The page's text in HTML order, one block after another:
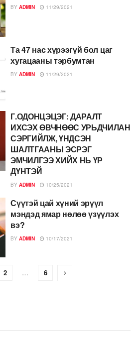
BY ADMIN 11/29/2021
Та 47 нас хүрээгүй бол цаг
хугацааны тэрбумтан
BY ADMIN 11/29/2021
Г.ОДОНЦЭЦЭГ: ДАРАЛТ
ИХСЭХ ӨВЧНӨӨС УРЬДЧИЛАН
СЭРГИЙЛЖ, ҮНДСЭН
ШАЛТГААНЫ ЭСРЭГ
ЭМЧИЛГЭЭ ХИЙХ НЬ ҮР
ДҮНТЭЙ
BY ADMIN 10/25/2021
Сүүтэй цай хүний эрүүл
мэндэд ямар нөлөө үзүүлэх
вэ?
BY ADMIN 10/17/2021
2 … 6